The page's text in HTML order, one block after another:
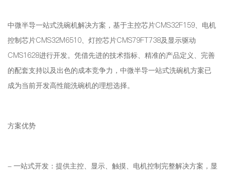
中微半导一站式洗碗机解决方案，基于主控芯片CMS32F159、电机
控制芯片CMS32M6510、灯控芯片CMS79FT738及显示驱动
CMS1628进行开发。凭借先进的技术指标、精准的产品定义、完善
的配套支持以及出色的成本竞争力，中微半导一站式洗碗机方案已
成为当前开发高性能洗碗机的理想选择。
方案优势
- 一站式开发：提供主控、显示、触摸、电机控制完整解决方案，显